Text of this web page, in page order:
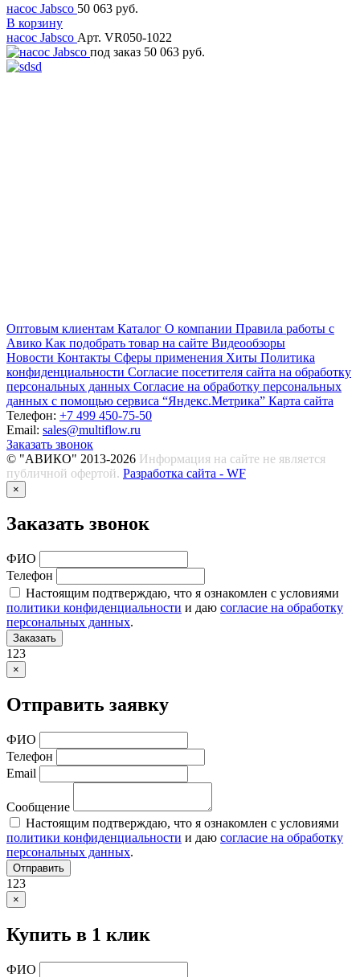
насос Jabsco 50 063 руб.
В корзину
насос Jabsco Арт. VR050-1022
под заказ 50 063 руб.
Оптовым клиентам Каталог О компании Правила работы с
Авико Как подобрать товар на сайте Видеообзоры
Новости Контакты Сферы применения Хиты Политика
конфиденциальности Согласие посетителя сайта на обработку
персональных данных Согласие на обработку персональных
данных с помощью сервиса “Яндекс.Метрика” Карта сайта
Телефон: +7 499 450-75-50
Email: sales@multiflow.ru
Заказать звонок
© "АВИКО" 2013-2026 Информация на сайте не является
публичной офертой. Разработка сайта - WF
×
Заказать звонок
ФИО
Телефон
Настоящим подтверждаю, что я ознакомлен с условиями
политики конфиденциальности и даю согласие на обработку
персональных данных.
Заказать
123
×
Отправить заявку
ФИО
Телефон
Email
Сообщение
Настоящим подтверждаю, что я ознакомлен с условиями
политики конфиденциальности и даю согласие на обработку
персональных данных.
Отправить
123
×
Купить в 1 клик
ФИО